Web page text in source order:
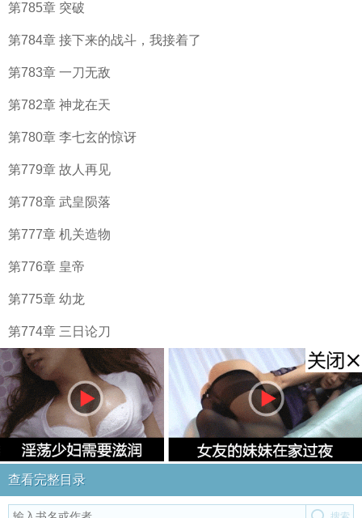
第785章 突破
第784章 接下来的战斗，我接着了
第783章 一刀无敌
第782章 神龙在天
第780章 李七玄的惊讶
第779章 故人再见
第778章 武皇陨落
第777章 机关造物
第776章 皇帝
第775章 幼龙
第774章 三日论刀
查看完整目录